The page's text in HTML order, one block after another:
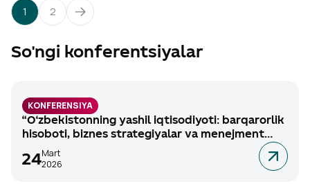
1 2
So'ngi konferentsiyalar
KONFERENSIYA
“O‘zbekistonning yashil iqtisodiyoti: barqarorlik
hisoboti, biznes strategiyalar va menejment
transformatsiyasi” mavzusidagi xalqaro ilmiy-
amaliy anjuman, 2026-yil 24-aprel.
24Mart
2026